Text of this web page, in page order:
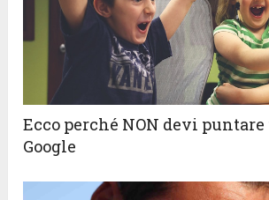
Ecco perché NON devi
Google